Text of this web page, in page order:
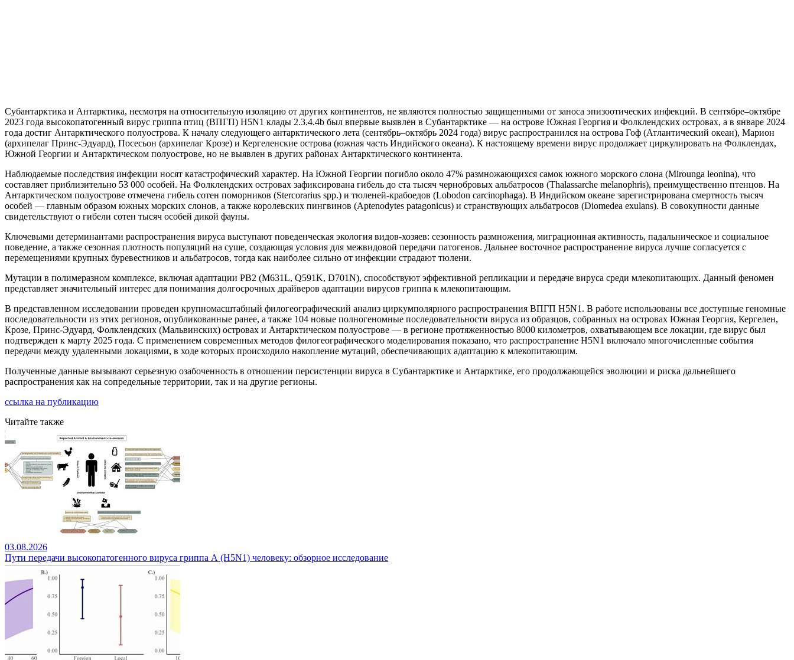
Субантарктика и Антарктика, несмотря на относительную изоляцию от других континентов, не являются полностью защищенными от заноса эпизоотических инфекций. В сентябре–октябре
2023 года высокопатогенный вирус гриппа птиц (ВПГП) H5N1 клады 2.3.4.4b был впервые выявлен в Субантарктике — на острове Южная Георгия и Фолклендских островах, а в январе 2024
года достиг Антарктического полуострова. К началу следующего антарктического лета (сентябрь–октябрь 2024 года) вирус распространился на острова Гоф (Атлантический океан), Марион
(архипелаг Принс-Эдуард), Посесьон (архипелаг Крозе) и Кергеленские острова (южная часть Индийского океана). К настоящему времени вирус продолжает циркулировать на Фолклендах,
Южной Георгии и Антарктическом полуострове, но не выявлен в других районах Антарктического континента.
Наблюдаемые последствия инфекции носят катастрофический характер. На Южной Георгии погибло около 47% размножающихся самок южного морского слона (Mirounga leonina), что
составляет приблизительно 53 000 особей. На Фолклендских островах зафиксирована гибель до ста тысяч чернобровых альбатросов (Thalassarche melanophris), преимущественно птенцов. На
Антарктическом полуострове отмечена гибель сотен поморников (Stercorarius spp.) и тюленей-крабоедов (Lobodon carcinophaga). В Индийском океане зарегистрирована смертность тысяч
особей — главным образом южных морских слонов, а также королевских пингвинов (Aptenodytes patagonicus) и странствующих альбатросов (Diomedea exulans). В совокупности данные
свидетельствуют о гибели сотен тысяч особей дикой фауны.
Ключевыми детерминантами распространения вируса выступают поведенческая экология видов-хозяев: сезонность размножения, миграционная активность, падальническое и социальное
поведение, а также сезонная плотность популяций на суше, создающая условия для межвидовой передачи патогенов. Дальнее восточное распространение вируса лучше согласуется с
перемещениями крупных буревестников и альбатросов, тогда как наиболее сильно от инфекции страдают тюлени.
Мутации в полимеразном комплексе, включая адаптации PB2 (M631L, Q591K, D701N), способствуют эффективной репликации и передаче вируса среди млекопитающих. Данный феномен
представляет значительный интерес для понимания долгосрочных драйверов адаптации вирусов гриппа к млекопитающим.
В представленном исследовании проведен крупномасштабный филогеографический анализ циркумполярного распространения ВПГП H5N1. В работе использованы все доступные геномные
последовательности из этих регионов, опубликованные ранее, а также 104 новые полногеномные последовательности вируса из образцов, собранных на островах Южная Георгия, Кергелен,
Крозе, Принс-Эдуард, Фолклендских (Мальвинских) островах и Антарктическом полуострове — в регионе протяженностью 8000 километров, охватывающем все локации, где вирус был
подтвержден к марту 2025 года. С применением современных методов филогеографического моделирования показано, что распространение H5N1 включало многочисленные события
передачи между удаленными локациями, в ходе которых происходило накопление мутаций, обеспечивающих адаптацию к млекопитающим.
Полученные данные вызывают серьезную озабоченность в отношении персистенции вируса в Субантарктике и Антарктике, его продолжающейся эволюции и риска дальнейшего
распространения как на сопредельные территории, так и на другие регионы.
ссылка на публикацию
Читайте также
03.08.2026
Пути передачи высокопатогенного вируса гриппа А (H5N1) человеку: обзорное исследование